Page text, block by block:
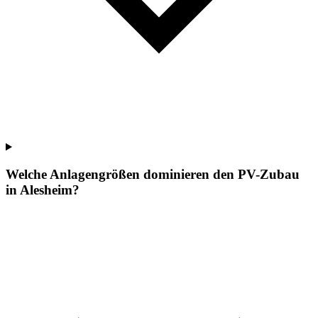
Welche Anlagengrößen dominieren den PV-Zubau
in Alesheim?